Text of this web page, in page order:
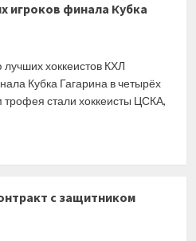
игроков финала Кубка
хоккеистов КХЛ
Кубка Гагарина в четырёх
стали хоккеисты ЦСКА,
с защитником